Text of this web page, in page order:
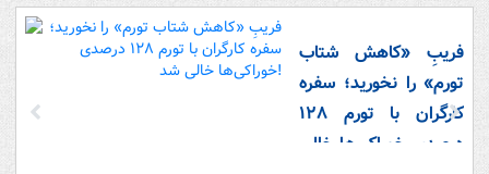
فریبِ «کاهش شتاب
تورم» را نخورید؛ سفره
کارگران با تورم ۱۲۸
درصدی خوراکی‌ها خالی